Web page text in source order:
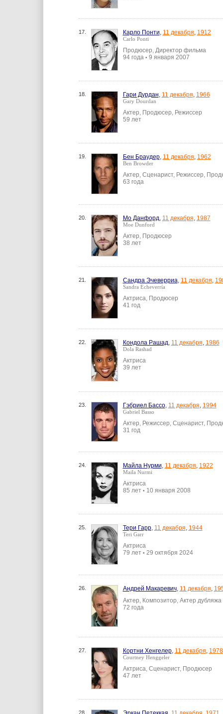
17. Карло Понти, 11 декабря, 1912
Carlo Ponti
Продюсер, Директор фильма
94 года • 9 января 2007
18. Гари Дурдан, 11 декабря, 1966
Gary Dourdan
Актер, Продюсер, Режиссер
59 лет
19. Бен Браудер, 11 декабря, 1962
Ben Browder
Актер, Сценарист, Режиссер,
63 года
20. Мо Данфорд, 11 декабря, 1987
Moe Dunford
Актер, Продюсер
38 лет
21. Сандра Эчеверриа, 11 декабря,
Sandra Echeverría
Актриса, Продюсер
41 год
22. Кондола Рашад, 11 декабря, 1986
Dola Rashad
Актриса
39 лет
23. Гэбриел Бассо, 11 декабря, 1994
Gabriel Basso
Актер, Режиссер, Сценарист,
31 год
24. Майла Нурми, 11 декабря, 1922
Maila Nurmi
Актриса
85 лет • 10 января 2008
25. Тери Гарр, 11 декабря, 1944
Teri Garr
Актриса
79 лет • 29 октября 2024
26. Андрей Макаревич, 11 декабря,
Актер, Композитор, Актер дубляжа
72 года
27. Кортни Хенгелер, 11 декабря, 1978
Courtney Henggeler
Актриса, Сценарист, Продюсер
47 лет
28.